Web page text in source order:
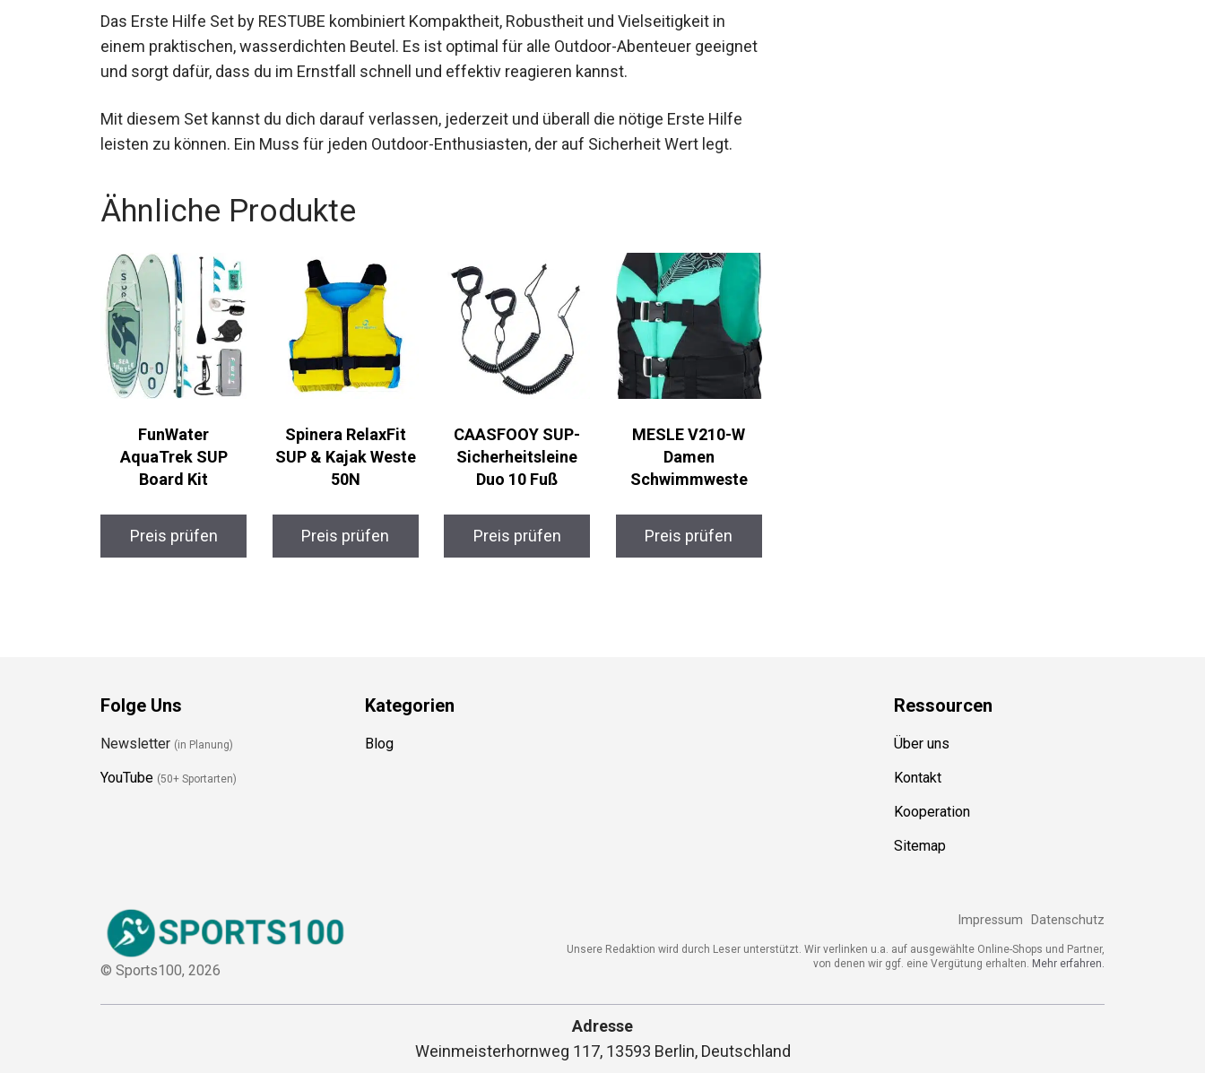
Das Erste Hilfe Set by RESTUBE kombiniert Kompaktheit, Robustheit und Vielseitigkeit in
einem praktischen, wasserdichten Beutel. Es ist optimal für alle Outdoor-Abenteuer
Mit diesem Set kannst du dich darauf verlassen, jederzeit und überall die nötige Erste Hilfe
Ähnliche Produkte
FunWater
AquaTrek SUP
Preis prüfen
Spinera RelaxFit
SUP & Kajak Weste
Preis prüfen
CAASFOOY SUP-
Sicherheitsleine
Preis prüfen
MESLE V210-W
Damen
Preis prüfen
Unsere Redaktion wird durch Leser unterstützt. Wir verlinken u.a. auf ausgewählte Online-Shops und Partner,
Adresse